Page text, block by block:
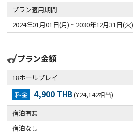
プラン適用期間
2024年01月01日(月) ~ 2030年12月31日(火)
プラン金額
18ホールプレイ
料金
4,900 THB(¥24,142相当)
宿泊有無
宿泊なし